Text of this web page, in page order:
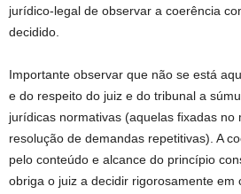
jurídico-legal de observar a coerência
decidido.
Importante observar que não se está
e do respeito do juiz e do tribunal a
jurídicas normativas (aquelas fixadas no
resolução de demandas repetitivas). A
pelo conteúdo e alcance do princípio
obriga o juiz a decidir rigorosamente em